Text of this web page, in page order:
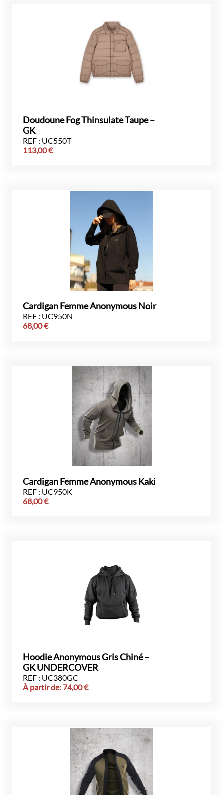
Doudoune Fog Thinsulate Taupe –
GK
REF : UC550T
113,00€
Cardigan Femme Anonymous Noir
REF : UC950N
68,00€
Cardigan Femme Anonymous Kaki
REF : UC950K
68,00€
Hoodie Anonymous Gris Chiné –
GK UNDERCOVER
REF : UC380GC
À partir de: 74,00€